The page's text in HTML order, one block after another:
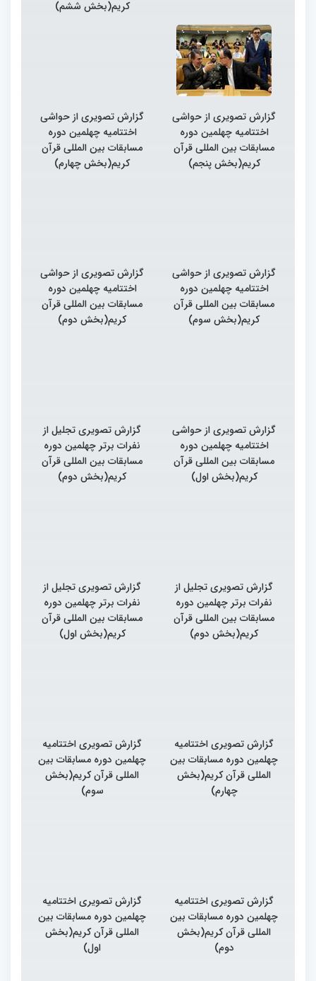
کریم(بخش ششم)
گزارش تصویری از حواشی
اختتامیه چهلمین دوره
مسابقات بین المللی قرآن
کریم(بخش پنجم)
گزارش تصویری از حواشی
اختتامیه چهلمین دوره
مسابقات بین المللی قرآن
کریم(بخش چهارم)
گزارش تصویری از حواشی
اختتامیه چهلمین دوره
مسابقات بین المللی قرآن
کریم(بخش سوم)
گزارش تصویری از حواشی
اختتامیه چهلمین دوره
مسابقات بین المللی قرآن
کریم(بخش دوم)
گزارش تصویری از حواشی
اختتامیه چهلمین دوره
مسابقات بین المللی قرآن
کریم(بخش اول)
گزارش تصویری تجلیل از
نفرات برتر چهلمین دوره
مسابقات بین المللی قرآن
کریم(بخش دوم)
گزارش تصویری تجلیل از
نفرات برتر چهلمین دوره
مسابقات بین المللی قرآن
کریم(بخش دوم)
گزارش تصویری تجلیل از
نفرات برتر چهلمین دوره
مسابقات بین المللی قرآن
کریم(بخش اول)
گزارش تصویری اختتامیه
چهلمین دوره مسابقات بین
المللی قرآن کریم(بخش
چهارم)
گزارش تصویری اختتامیه
چهلمین دوره مسابقات بین
المللی قرآن کریم(بخش
سوم)
گزارش تصویری اختتامیه
چهلمین دوره مسابقات بین
المللی قرآن کریم(بخش
دوم)
گزارش تصویری اختتامیه
چهلمین دوره مسابقات بین
المللی قرآن کریم(بخش
اول)